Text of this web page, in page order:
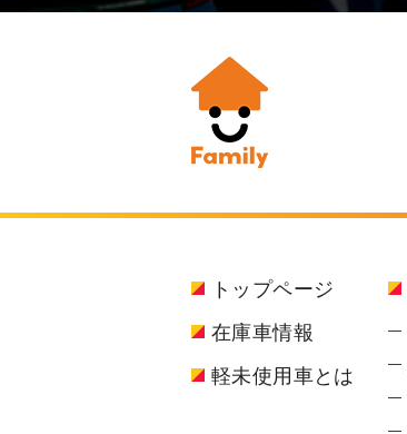
トップページ
在庫車情報
軽未使用車とは